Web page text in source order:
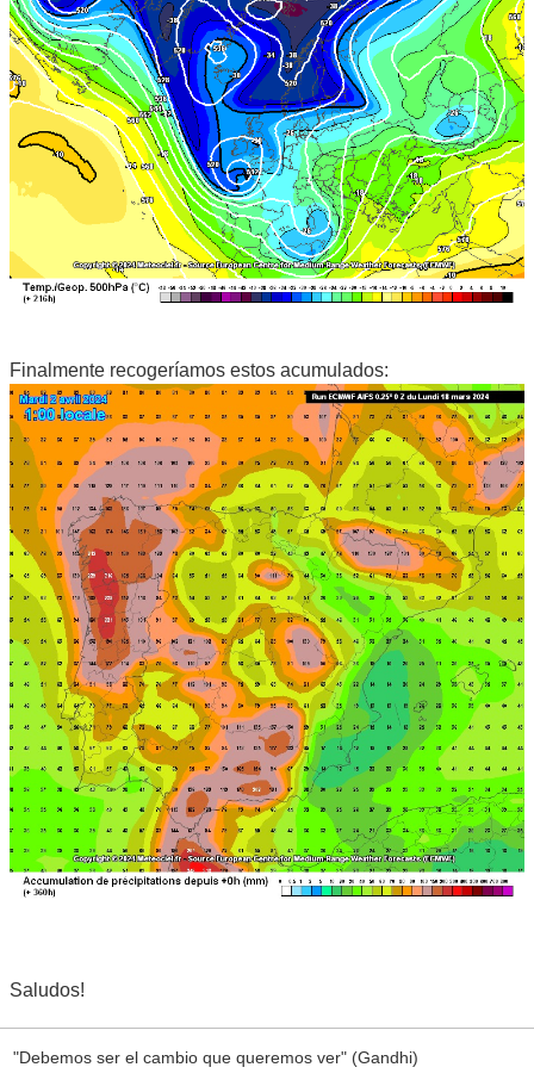
Finalmente recogeríamos estos acumulados:
Saludos!
"Debemos ser el cambio que queremos ver" (Gandhi)